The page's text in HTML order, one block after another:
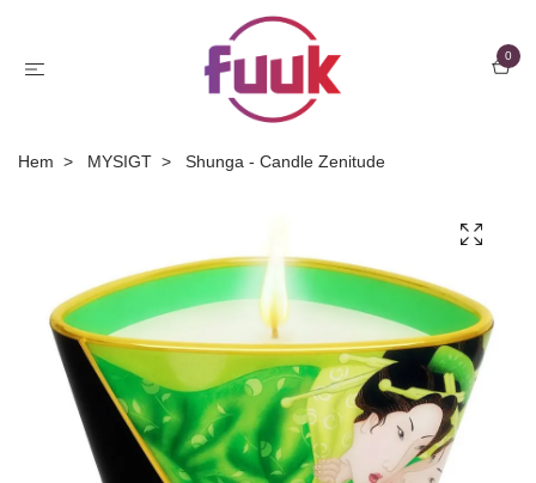
0
Hem MYSIGT Shunga - Candle Zenitude